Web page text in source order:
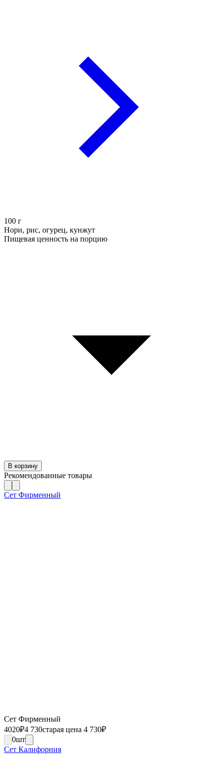
100 г
Нори, рис, огурец, кунжут
Пищевая ценность на порцию
В корзину
Рекомендованные товары
Сет Фирменный
Сет Фирменный
4020₽4 730старая цена 4 730₽
0шт
Сет Калифорния